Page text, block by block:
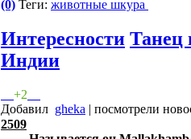
(0) Теги: животные шкура
Интересности Танец
Индии
+2
Добавил gheka | посмотрели
2509